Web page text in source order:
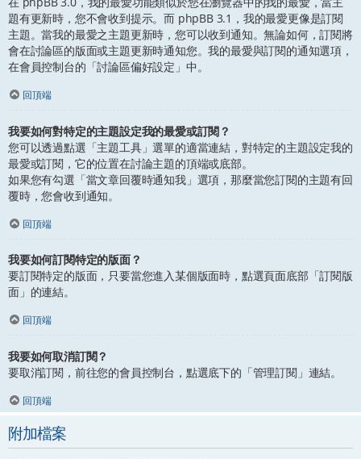
題有更新時，您不會收到提示。而 phpBB 3.1，我的最愛更像是訂閱
主題。當我的最愛之主題更新時，您可以收到通知。無論如何，訂閱將
會在討論區的版面或主題更新時通知您。我的最愛與訂閱的通知選項，
在會員控制台的「討論區偏好設定」中。
回頂端
我要如何對特定的主題設定我的最愛或訂閱？
您可以透過點選「主題工具」選單的適當連結，對特定的主題設定我的
最愛或訂閱，它的位置在討論主題的頂端或底部。
如果您有勾選「當文章回覆時通知我」選項，那麼當您訂閱的主題有回
覆時，您會收到通知。
回頂端
我要如何訂閱特定的版面？
要訂閱特定的版面，只要當您進入某個版面時，點選頁面底部「訂閱版
面」的連結。
回頂端
我要如何取消訂閱？
要取消訂閱，前往您的會員控制台，點選底下的「管理訂閱」連結。
回頂端
附加檔案